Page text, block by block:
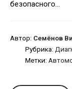
безопасного...
Автор: Семёнов
Рубрика:
Метки: